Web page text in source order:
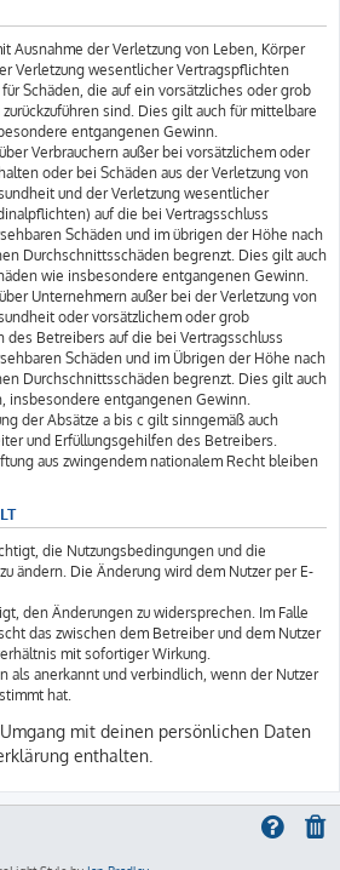
Ausnahme der Verletzung von Leben, Körper
Verletzung wesentlicher Vertragspflichten
Schäden, die auf ein vorsätzliches oder grob
sind. Dies gilt auch für mittelbare
entgangenen Gewinn.
Verbrauchern außer bei vorsätzlichem oder
oder bei Schäden aus der Verletzung von
und der Verletzung wesentlicher
auf die bei Vertragsschluss
Schäden und im übrigen der Höhe nach
Durchschnittsschäden begrenzt. Dies gilt auch
wie insbesondere entgangenen Gewinn.
Unternehmern außer bei der Verletzung von
oder vorsätzlichem oder grob
des Betreibers auf die bei Vertragsschluss
Schäden und im Übrigen der Höhe nach
Durchschnittsschäden begrenzt. Dies gilt auch
insbesondere entgangenen Gewinn.
der Absätze a bis c gilt sinngemäß auch
und Erfüllungsgehilfen des Betreibers.
aus zwingendem nationalem Recht bleiben
die Nutzungsbedingungen und die
ändern. Die Änderung wird dem Nutzer per E-
den Änderungen zu widersprechen. Im Falle
das zwischen dem Betreiber und dem Nutzer
mit sofortiger Wirkung.
als anerkannt und verbindlich, wenn der Nutzer
hat.
mit deinen persönlichen Daten
enthalten.